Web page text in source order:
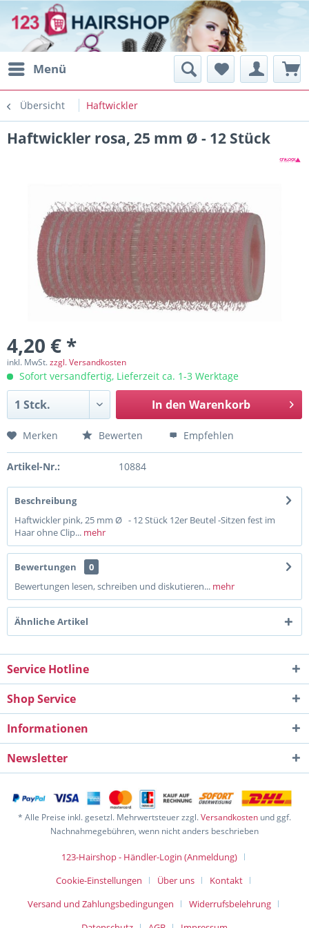
Menü
Übersicht Haftwickler
Haftwickler rosa, 25 mm Ø - 12 Stück
4,20 € *
inkl. MwSt.zzgl. Versandkosten
Sofort versandfertig, Lieferzeit ca. 1-3 Werktage
In den Warenkorb
Merken Bewerten Empfehlen
Artikel-Nr.: 10884
Beschreibung
Haftwickler pink, 25 mm Ø - 12 Stück 12er Beutel -Sitzen fest im
Haar ohne Clip... mehr
Bewertungen
0
Bewertungen lesen, schreiben und diskutieren... mehr
Ähnliche Artikel
Service Hotline
Shop Service
Informationen
Newsletter
* Alle Preise inkl. gesetzl. Mehrwertsteuer zzgl.Versandkosten und ggf.
Nachnahmegebühren, wenn nicht anders beschrieben
123-Hairshop - Händler-Login (Anmeldung)
Cookie-Einstellungen
Über uns
Kontakt
Versand und Zahlungsbedingungen
Widerrufsbelehrung